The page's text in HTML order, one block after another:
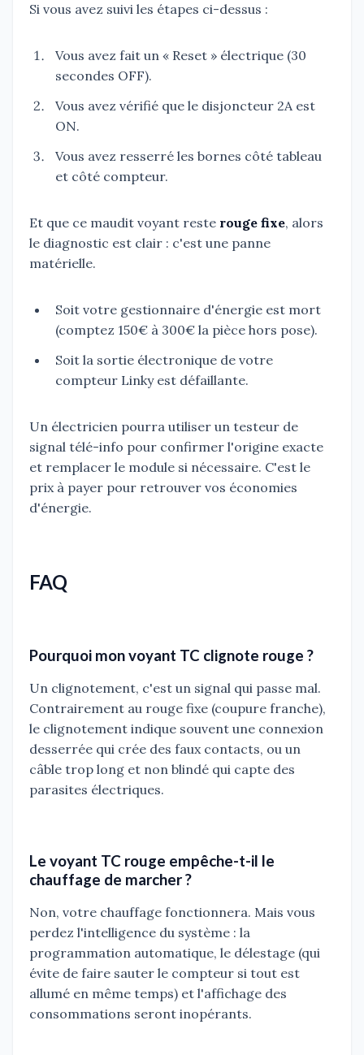
Si vous avez suivi les étapes ci-dessus :
Vous avez fait un « Reset » électrique (30
secondes OFF).
Vous avez vérifié que le disjoncteur 2A est
ON.
Vous avez resserré les bornes côté tableau
et côté compteur.
Et que ce maudit voyant reste rouge fixe, alors
le diagnostic est clair : c'est une panne
matérielle.
Soit votre gestionnaire d'énergie est mort
(comptez 150€ à 300€ la pièce hors pose).
Soit la sortie électronique de votre
compteur Linky est défaillante.
Un électricien pourra utiliser un testeur de
signal télé-info pour confirmer l'origine exacte
et remplacer le module si nécessaire. C'est le
prix à payer pour retrouver vos économies
d'énergie.
FAQ
Pourquoi mon voyant TC clignote rouge ?
Un clignotement, c'est un signal qui passe mal.
Contrairement au rouge fixe (coupure franche),
le clignotement indique souvent une connexion
desserrée qui crée des faux contacts, ou un
câble trop long et non blindé qui capte des
parasites électriques.
Le voyant TC rouge empêche-t-il le
chauffage de marcher ?
Non, votre chauffage fonctionnera. Mais vous
perdez l'intelligence du système : la
programmation automatique, le délestage (qui
évite de faire sauter le compteur si tout est
allumé en même temps) et l'affichage des
consommations seront inopérants.